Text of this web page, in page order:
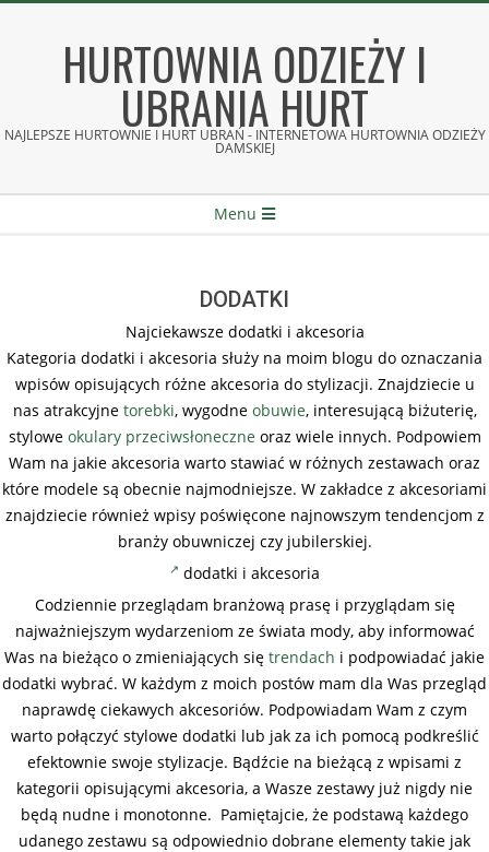
HURTOWNIA ODZIEŻY I
UBRANIA HURT
NAJLEPSZE HURTOWNIE I HURT UBRAŃ - INTERNETOWA HURTOWNIA ODZIEŻY
DAMSKIEJ
Menu
DODATKI
Najciekawsze dodatki i akcesoria
Kategoria dodatki i akcesoria służy na moim blogu do oznaczania
wpisów opisujących różne akcesoria do stylizacji. Znajdziecie u
nas atrakcyjne torebki, wygodne obuwie, interesującą biżuterię,
stylowe okulary przeciwsłoneczneoraz wiele innych. Podpowiem
Wam na jakie akcesoria warto stawiać w różnych zestawach oraz
które modele są obecnie najmodniejsze. W zakładce z akcesoriami
znajdziecie również wpisy poświęcone najnowszym tendencjom z
branży obuwniczej czy jubilerskiej.
dodatki i akcesoria
Codziennie przeglądam branżową prasę i przyglądam się
najważniejszym wydarzeniom ze świata mody, aby informować
Was na bieżąco o zmieniających się trendach i podpowiadać jakie
dodatki wybrać. W każdym z moich postów mam dla Was przegląd
naprawdę ciekawych akcesoriów. Podpowiadam Wam z czym
warto połączyć stylowe dodatki lub jak za ich pomocą podkreślić
efektownie swoje stylizacje. Bądźcie na bieżącą z wpisami z
kategorii opisującymi akcesoria, a Wasze zestawy już nigdy nie
będą nudne i monotonne. Pamiętajcie, że podstawą każdego
udanego zestawu są odpowiednio dobrane elementy takie jak